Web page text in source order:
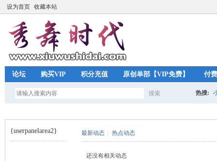
设为首页 收藏本站
论坛 购买VIP 积分充值 原创单部【VIP免费】 付
搜索 热搜:
{userpanelarea2} 最新动态 热点动态
还没有相关动态